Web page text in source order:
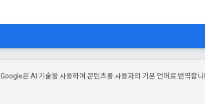
Google은 AI 기술을 사용하여 콘텐츠를 사용자의 기본 언어로 번역합